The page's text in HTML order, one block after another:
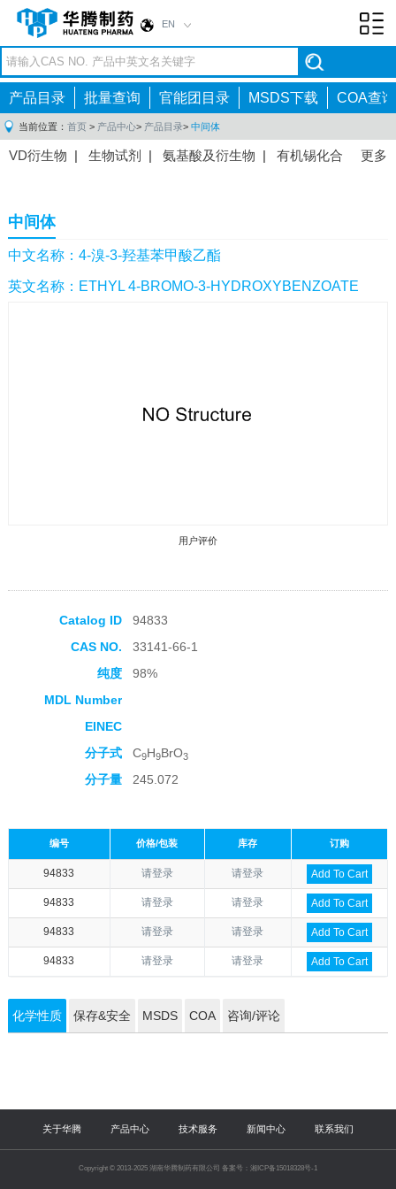
EN
产品目录 批量查询 官能团目录 MSDS下载 COA查询
当前位置： 首页 > 产品中心> 产品目录> 中间体
更多
VD衍生物 | 生物试剂 | 氨基酸及衍生物 | 有机锡化合
间体|
感染药物中间体
体 |抗精神病药物中间体 |抗炎药物中间体
药中间体|其他原料药中间体|
中间体
中文名称：4-溴-3-羟基苯甲酸乙酯
英文名称：ETHYL 4-BROMO-3-HYDROXYBENZOATE
用户评价
Catalog ID
94833
CAS NO.
33141-66-1
纯度
98%
MDL Number
EINEC
分子式
C9H9BrO3
分子量 245.072
编号 价格/包装 库存 订购
94833 请登录 请登录 Add To Cart
94833 请登录 请登录 Add To Cart
94833 请登录 请登录 Add To Cart
94833 请登录 请登录 Add To Cart
化学性质 保存&安全 MSDS COA 咨询/评论
关于华腾 产品中心 技术服务 新闻中心 联系我们
Copyright © 2013-2025 湖南华腾制药有限公司 备案号：湘ICP备15018328号-1